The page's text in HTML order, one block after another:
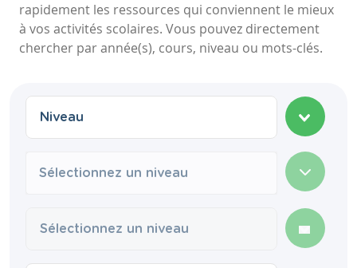
rapidement les ressources qui conviennent le mieux
à vos activités scolaires. Vous pouvez directement
chercher par année(s), cours, niveau ou mots-clés.
Sélectionnez un niveau